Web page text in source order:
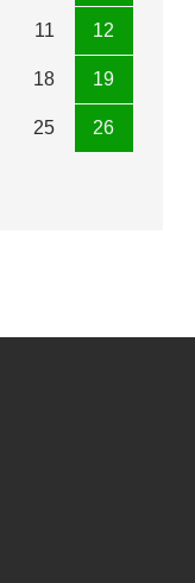
11 12
18 19
25 26